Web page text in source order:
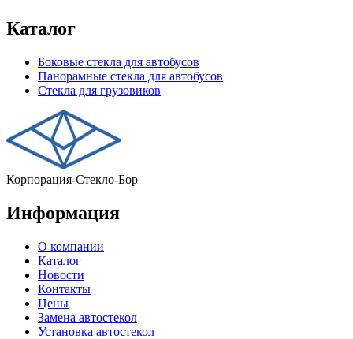
Каталог
Боковые стекла для автобусов
Панорамные стекла для автобусов
Стекла для грузовиков
Корпорация-Стекло-Бор
Информация
О компании
Каталог
Новости
Контакты
Цены
Замена автостекол
Установка автостекол